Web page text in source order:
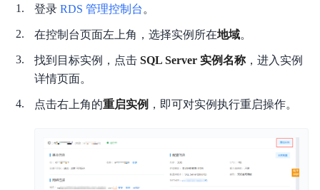
典型实践
API参考
知识库
性能测试白皮书
登录 RDS 管理控制台 。
在控制台页面左上角，选择实例所在地域。
找到目标实例，点击 SQL Server 实例名称，进入实例
详情页面。
点击右上角的重启实例 ，即可对实例执行重启操作。